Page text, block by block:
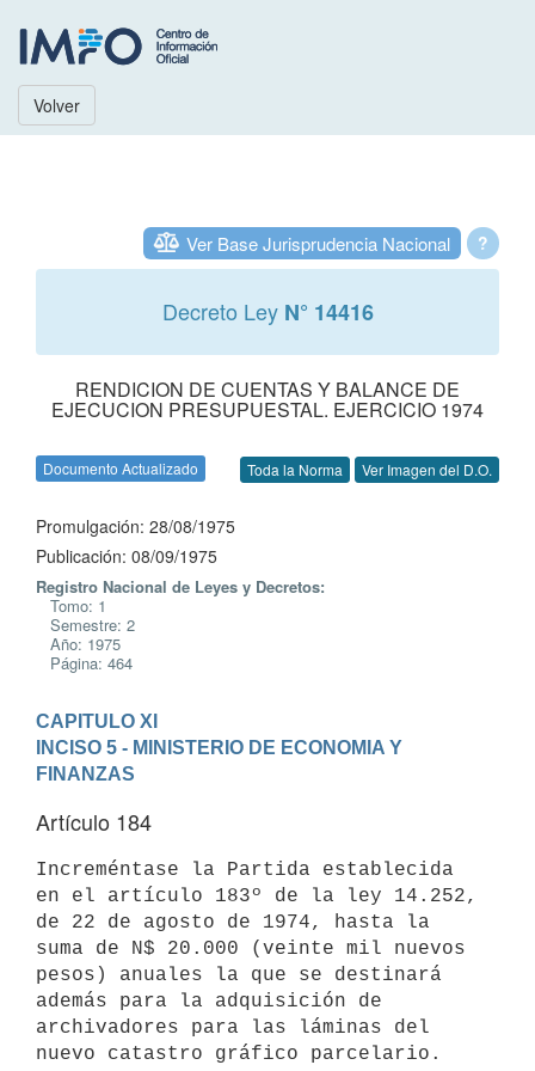
Volver
?
Ver Base Jurisprudencia Nacional
Decreto Ley N° 14416
RENDICION DE CUENTAS Y BALANCE DE
EJECUCION PRESUPUESTAL. EJERCICIO 1974
Documento Actualizado Toda la Norma Ver Imagen del D.O.
Promulgación: 28/08/1975
Publicación: 08/09/1975
Registro Nacional de Leyes y Decretos:
Tomo: 1
Semestre: 2
Año: 1975
Página: 464
CAPITULO XI
INCISO 5 - MINISTERIO DE ECONOMIA Y
FINANZAS
Artículo 184
Increméntase la Partida establecida
en el artículo 183º de la ley 14.252,
de 22 de agosto de 1974, hasta la
suma de N$ 20.000 (veinte mil nuevos
pesos) anuales la que se destinará
además para la adquisición de
archivadores para las láminas del